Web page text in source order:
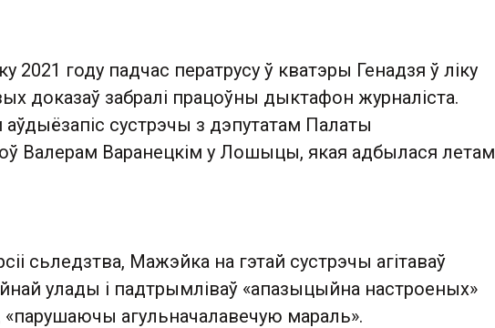
2021 году падчас ператрусу ў кватэры Генадзя ў ліку
доказаў забралі працоўны дыктафон журналіста.
сустрэчы з дэпутатам Палаты
Валерам Варанецкім у Лошыцы, якая адбылася летам
сьледзтва, Мажэйка на гэтай сустрэчы агітаваў
улады і падтрымліваў «апазыцыйна настроеных»
«парушаючы агульначалавечую мараль».